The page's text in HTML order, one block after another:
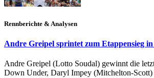
Rennberichte & Analysen
Andre Greipel sprintet zum Etappensieg
Andre Greipel (Lotto Soudal) gewinnt die
Down Under, Daryl Impey (Mitchelton-Scott)